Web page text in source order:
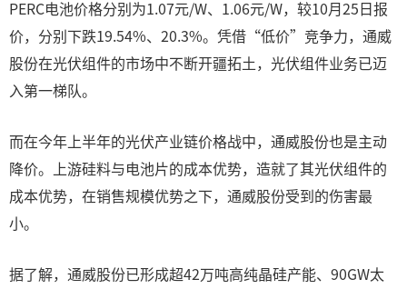
PERC电池价格分别为1.07元/W、1.06元/W，较10月25日报
价，分别下跌19.54%、20.3%。凭借“低价”竞争力，通威
股份在光伏组件的市场中不断开疆拓土，光伏组件业务已迈
入第一梯队。
而在今年上半年的光伏产业链价格战中，通威股份也是主动
降价。上游硅料与电池片的成本优势，造就了其光伏组件的
成本优势，在销售规模优势之下，通威股份受到的伤害最
小。
据了解，通威股份已形成超42万吨高纯晶硅产能、90GW太